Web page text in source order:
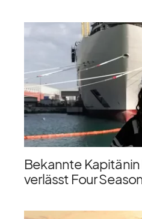
Bekannte
verlässt Four